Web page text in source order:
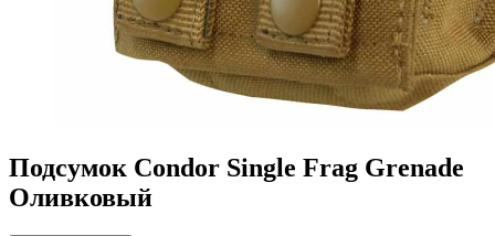
Подсумок Condor Single Frag Grenade
Оливковый